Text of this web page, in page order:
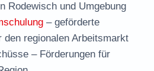
Rodewisch und Umgebung
– geförderte
den regionalen Arbeitsmarkt
– Förderungen für